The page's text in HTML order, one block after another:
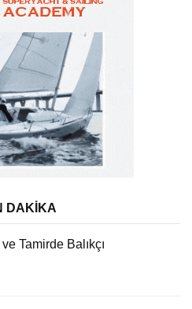
DAKİKA
Tamirde Balıkçı